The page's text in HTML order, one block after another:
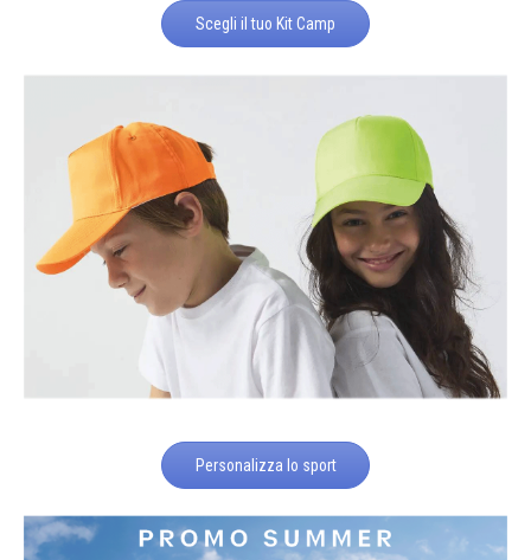
Scegli il tuo Kit Camp
Personalizza lo sport